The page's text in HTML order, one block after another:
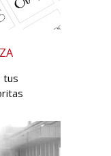
tus